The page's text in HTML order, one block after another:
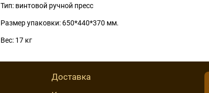
Тип: винтовой ручной пресс
Размер упаковки: 650*440*370 мм.
Вес: 17 кг
Доставка